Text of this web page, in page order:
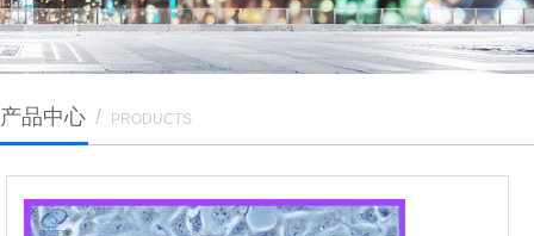
产品中心 / PRODUCTS